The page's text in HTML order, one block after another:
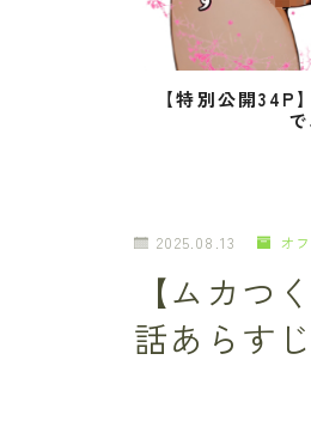
【特別公開34P
2025.08.13 オ
【ムカつ
話あらす